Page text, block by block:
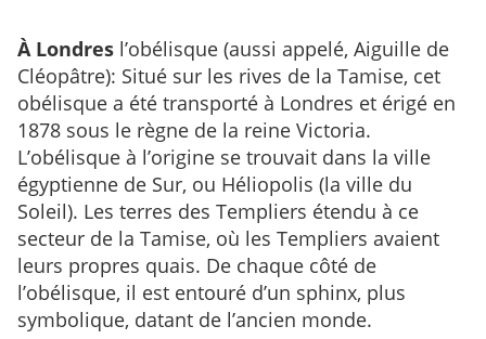
À Londres l’obélisque (aussi appelé, Aiguille de
Cléopâtre): Situé sur les rives de la Tamise, cet
obélisque a été transporté à Londres et érigé en
1878 sous le règne de la reine Victoria.
L’obélisque à l’origine se trouvait dans la ville
égyptienne de Sur, ou Héliopolis (la ville du
Soleil). Les terres des Templiers étendu à ce
secteur de la Tamise, où les Templiers avaient
leurs propres quais. De chaque côté de
l’obélisque, il est entouré d’un sphinx, plus
symbolique, datant de l’ancien monde.